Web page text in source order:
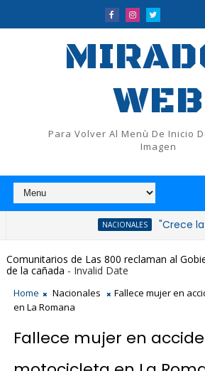
WEB
Para Volver Al Menù De Inicio
Imagen
"Crece la
Comunitarios de Las 800 reclaman al
de la cañada - Invalid Date
Home Nacionales
Fallece mujer en
en La Romana
Fallece mujer en